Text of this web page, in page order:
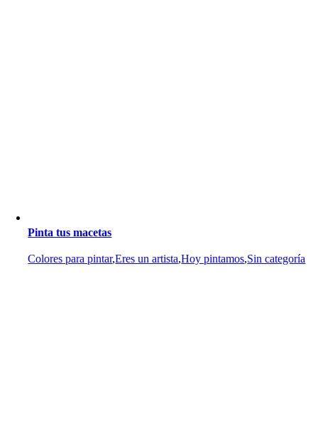
Pinta tus macetas
Colores para pintar,Eres un artista,Hoy pintamos,Sin categoría